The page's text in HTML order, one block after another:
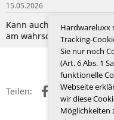
15.05.2026
Kann auch ein defektes
am wahrscheinlichsten
Teilen: FacebookX (Twitter)
Hardwareluxx
Tracking-
Sie nur noch
(Art. 6 Abs. 1
funktionelle
Webseite
wir diese
Möglichkeiten